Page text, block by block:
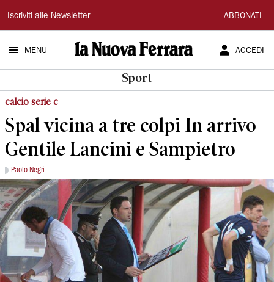
La
Nuova
Ferrara
Iscriviti alle Newsletter ABBONATI
MENU ACCEDI
Sport
calcio serie c
Spal vicina a tre colpi In arrivo
Gentile Lancini e Sampietro
Paolo Negri